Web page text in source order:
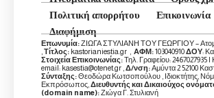
Πολιτική απορρήτου
Επικοινωνία
Διαφήμιση
Επωνυμία:ΖΙΩΓΑ ΣΤΥΛΙΑΝΗ ΤΟΥ ΓΕΩΡΓΙΟΥ –
Τίτλος: kastorianiestia.gr , ΑΦΜ:103040910ΔΟΥ:
Στοιχεία Επικοινωνίας:Τηλ. Γραφείου: 2467027935 |
email: kasestia@otenet.gr , Δ/νση:Αμύντα 2 52100
Σύνταξης:Θεοδώρα Κωτσοπούλου , Ιδιοκτήτης,
Εκπρόσωπος, Διευθυντής και Δικαιούχος
(domain name):Ζιώγα Γ. Στυλιανή